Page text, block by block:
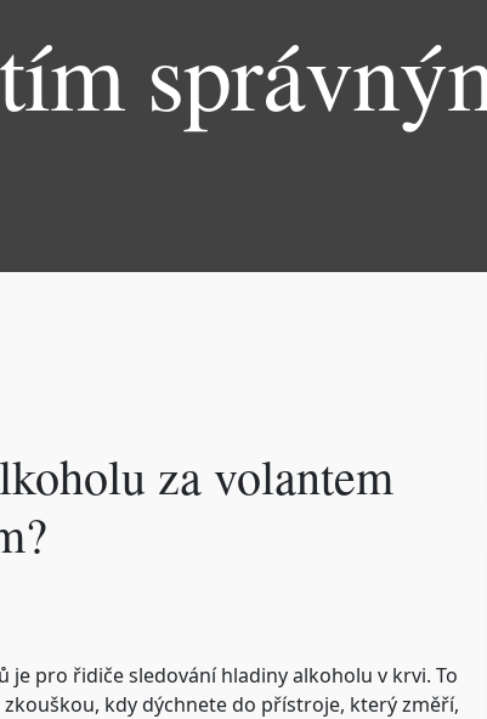
za volantem
pro řidiče sledování hladiny alkoholu v krvi. To
kdy dýchnete do přístroje, který změří,